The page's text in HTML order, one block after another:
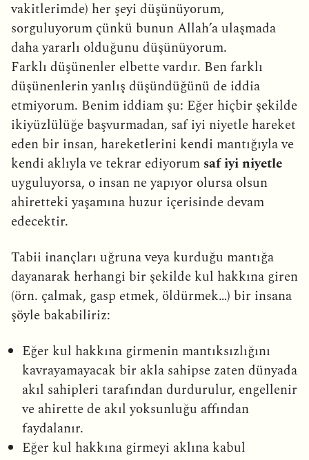
vakitlerimde) her şeyi düşünüyorum,
sorguluyorum çünkü bunun Allah’a ulaşmada
daha yararlı olduğunu düşünüyorum.
Farklı düşünenler elbette vardır. Ben farklı
düşünenlerin yanlış düşündüğünü de iddia
etmiyorum. Benim iddiam şu: Eğer hiçbir şekilde
ikiyüzlülüğe başvurmadan, saf iyi niyetle hareket
eden bir insan, hareketlerini kendi mantığıyla ve
kendi aklıyla ve tekrar ediyorum saf iyi niyetle
uyguluyorsa, o insan ne yapıyor olursa olsun
ahiretteki yaşamına huzur içerisinde devam
edecektir.
Tabii inançları uğruna veya kurduğu mantığa
dayanarak herhangi bir şekilde kul hakkına giren
(örn. çalmak, gasp etmek, öldürmek…) bir insana
şöyle bakabiliriz:
Eğer kul hakkına girmenin mantıksızlığını
kavrayamayacak bir akla sahipse zaten dünyada
akıl sahipleri tarafından durdurulur, engellenir
ve ahirette de akıl yoksunluğu affından
faydalanır.
Eğer kul hakkına girmeyi aklına kabul